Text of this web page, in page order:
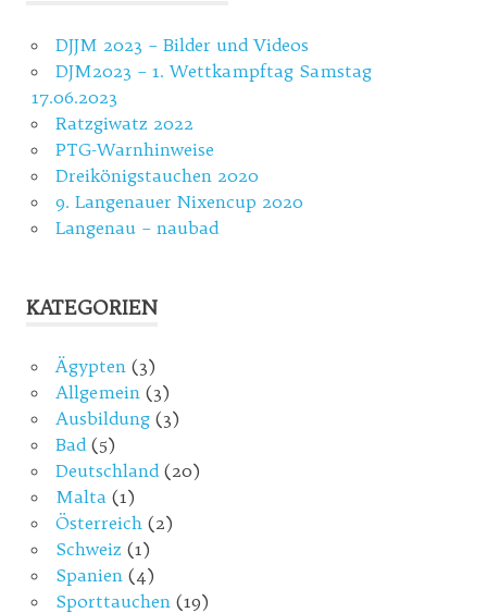
DJJM 2023 – Bilder und Videos
DJM2023 – 1. Wettkampftag Samstag
17.06.2023
Ratzgiwatz 2022
PTG-Warnhinweise
Dreikönigstauchen 2020
9. Langenauer Nixencup 2020
Langenau – naubad
KATEGORIEN
Ägypten (3)
Allgemein (3)
Ausbildung(3)
Bad(5)
Deutschland(20)
Malta (1)
Österreich (2)
Schweiz (1)
Spanien (4)
Sporttauchen (19)